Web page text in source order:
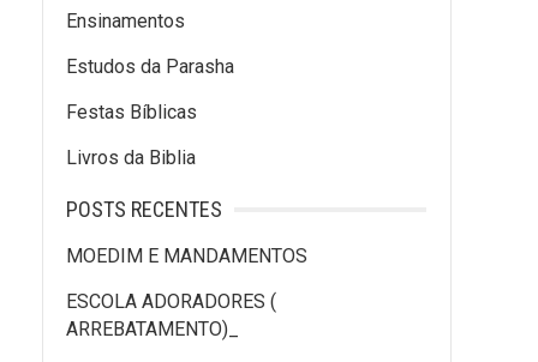
Ensinamentos
Estudos da Parasha
Festas Bíblicas
Livros da Biblia
POSTS RECENTES
MOEDIM E MANDAMENTOS
ESCOLA ADORADORES (
ARREBATAMENTO)_